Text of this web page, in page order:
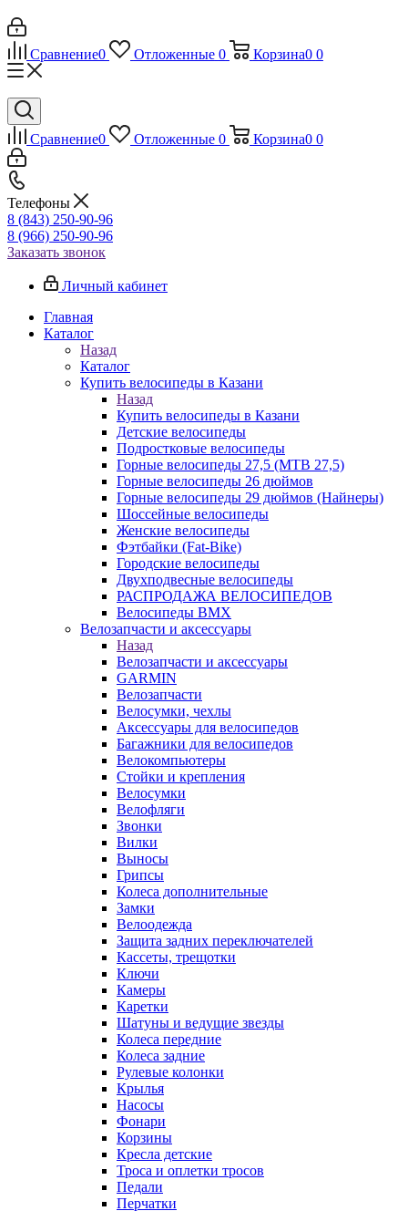
Сравнение0 Отложенные 0 Корзина0 0
Сравнение0 Отложенные 0 Корзина0 0
Телефоны
8 (843) 250-90-96
8 (966) 250-90-96
Заказать звонок
Личный кабинет
Главная
Каталог
Назад
Каталог
Купить велосипеды в Казани
Назад
Купить велосипеды в Казани
Детские велосипеды
Подростковые велосипеды
Горные велосипеды 27,5 (MTB 27,5)
Горные велосипеды 26 дюймов
Горные велосипеды 29 дюймов (Найнеры)
Шоссейные велосипеды
Женские велосипеды
Фэтбайки (Fat-Bike)
Городские велосипеды
Двухподвесные велосипеды
РАСПРОДАЖА ВЕЛОСИПЕДОВ
Велосипеды BMX
Велозапчасти и аксессуары
Назад
Велозапчасти и аксессуары
GARMIN
Велозапчасти
Велосумки, чехлы
Аксессуары для велосипедов
Багажники для велосипедов
Велокомпьютеры
Стойки и крепления
Велосумки
Велофляги
Звонки
Вилки
Выносы
Грипсы
Колеса дополнительные
Замки
Велоодежда
Защита задних переключателей
Кассеты, трещотки
Ключи
Камеры
Каретки
Шатуны и ведущие звезды
Колеса передние
Колеса задние
Рулевые колонки
Крылья
Насосы
Фонари
Корзины
Кресла детские
Троса и оплетки тросов
Педали
Перчатки